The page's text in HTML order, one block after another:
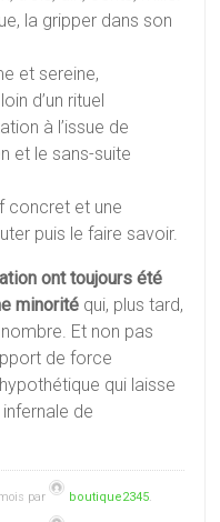
la gripper dans son
et sereine,
d’un rituel
à l’issue de
et le sans-suite
concret et une
puis le faire savoir.
ont toujours été
minorité qui, plus tard,
Et non pas
de force
qui laisse
de
par boutique2345.